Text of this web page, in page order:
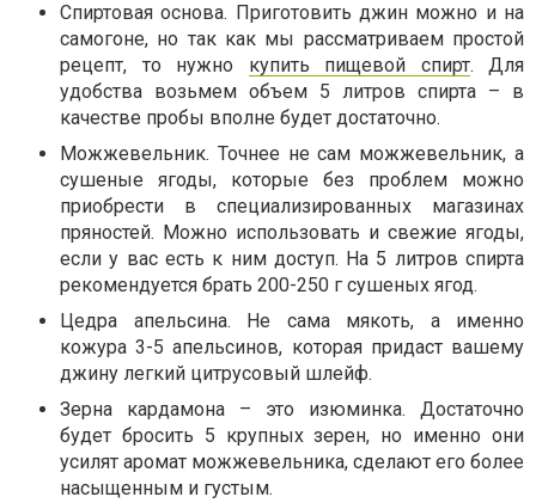
Спиртовая основа. Приготовить джин можно и на
самогоне, но так как мы рассматриваем простой
рецепт, то нужно купить пищевой спирт. Для
удобства возьмем объем 5 литров спирта – в
качестве пробы вполне будет достаточно.
Можжевельник. Точнее не сам можжевельник, а
сушеные ягоды, которые без проблем можно
приобрести в специализированных магазинах
пряностей. Можно использовать и свежие ягоды,
если у вас есть к ним доступ. На 5 литров спирта
рекомендуется брать 200-250 г сушеных ягод.
Цедра апельсина. Не сама мякоть, а именно
кожура 3-5 апельсинов, которая придаст вашему
джину легкий цитрусовый шлейф.
Зерна кардамона – это изюминка. Достаточно
будет бросить 5 крупных зерен, но именно они
усилят аромат можжевельника, сделают его более
насыщенным и густым.